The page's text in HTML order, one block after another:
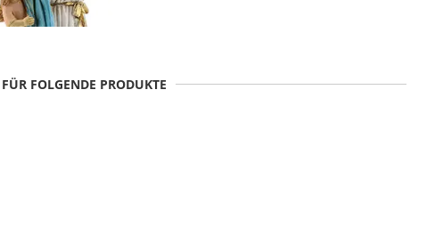
FOLGENDE PRODUKTE